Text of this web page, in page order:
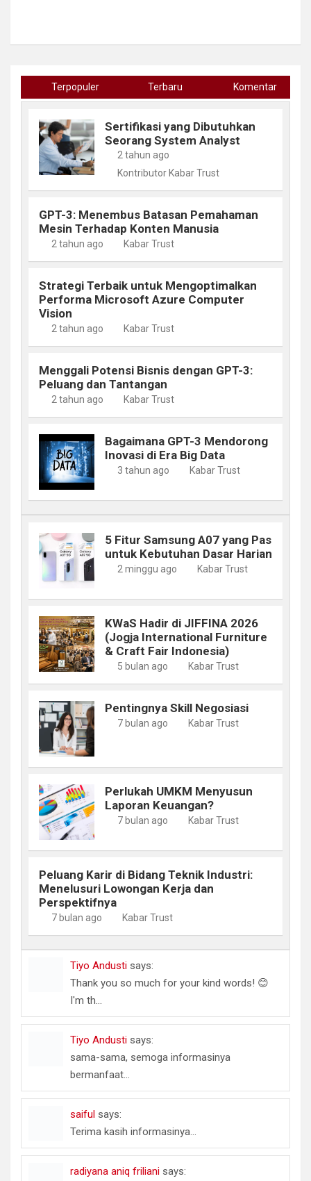
Terpopuler Terbaru Komentar
Sertifikasi yang Dibutuhkan
Seorang System Analyst
2 tahun ago
Kontributor Kabar Trust
GPT-3: Menembus Batasan Pemahaman
Mesin Terhadap Konten Manusia
2 tahun ago Kabar Trust
Strategi Terbaik untuk Mengoptimalkan
Performa Microsoft Azure Computer
Vision
2 tahun ago Kabar Trust
Menggali Potensi Bisnis dengan GPT-3:
Peluang dan Tantangan
2 tahun ago Kabar Trust
Bagaimana GPT-3 Mendorong
Inovasi di Era Big Data
3 tahun ago Kabar Trust
5 Fitur Samsung A07 yang Pas
untuk Kebutuhan Dasar Harian
2 minggu ago Kabar Trust
KWaS Hadir di JIFFINA 2026
(Jogja International Furniture
& Craft Fair Indonesia)
5 bulan ago Kabar Trust
Pentingnya Skill Negosiasi
7 bulan ago Kabar Trust
Perlukah UMKM Menyusun
Laporan Keuangan?
7 bulan ago Kabar Trust
Peluang Karir di Bidang Teknik Industri:
Menelusuri Lowongan Kerja dan
Perspektifnya
7 bulan ago Kabar Trust
Tiyo Andusti says:
Thank you so much for your kind words! 😊
I'm th...
Tiyo Andusti says:
sama-sama, semoga informasinya
bermanfaat...
saiful says:
Terima kasih informasinya...
radiyana aniq friliani says: